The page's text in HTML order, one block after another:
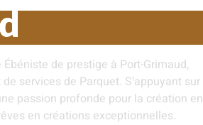
de prestige à Port-Grimaud,
services de Parquet. S’appuyant sur
passion profonde pour la création en
en créations exceptionnelles.